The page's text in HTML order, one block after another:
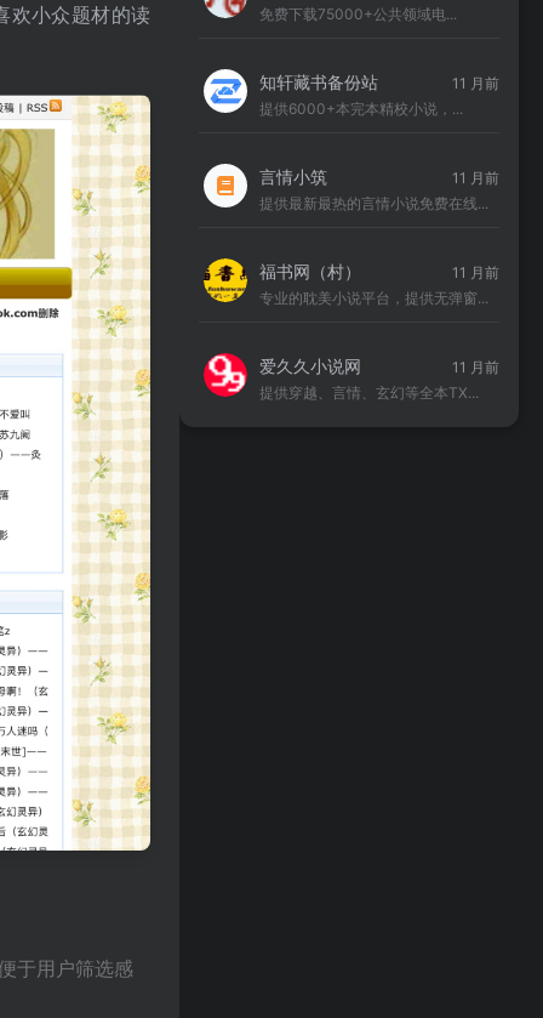
欢小众题材的读
于用户筛选感
免费下载75000+公共领域电...
知轩藏书备份站
11 月前
提供6000+本完本精校小说，...
言情小筑
11 月前
提供最新最热的言情小说免费在线...
福书网（村）
11 月前
专业的耽美小说平台，提供无弹窗...
爱久久小说网
11 月前
提供穿越、言情、玄幻等全本TX...